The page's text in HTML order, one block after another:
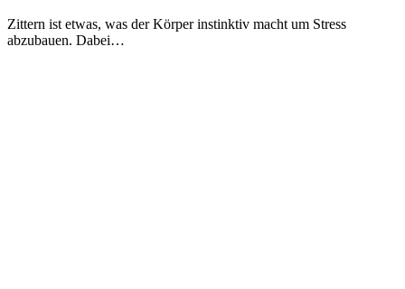
Zittern ist etwas, was der Körper instinktiv macht um Stress
abzubauen. Dabei…